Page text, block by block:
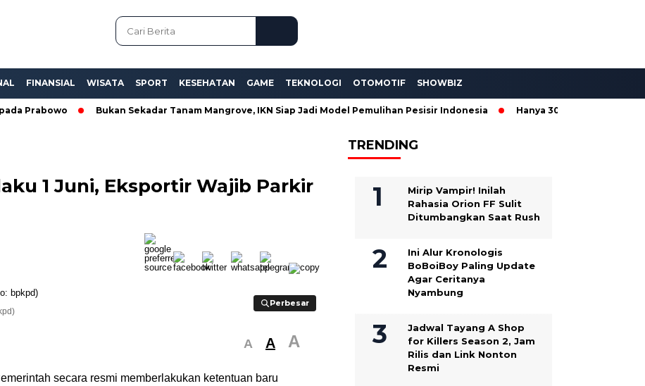
FINANSIAL WISATA SPORT KESEHATAN GAME TEKNOLOGI OTOMOTIF SHOWBIZ
Bukan Sekadar Tanam Mangrove, IKN Siap Jadi Model Pemulihan Pesisir Indonesia Hanya 300 Unit! Wuling Aira
1 Juni, Eksportir Wajib Parkir
Perbesar
Perbesar
A A A
secara resmi memberlakukan ketentuan baru
TRENDING
Mirip Vampir! Inilah
Rahasia Orion FF Sulit
Ditumbangkan Saat Rush
Ini Alur Kronologis
BoBoiBoy Paling Update
Agar Ceritanya
Nyambung
Jadwal Tayang A Shop
for Killers Season 2, Jam
Rilis dan Link Nonton
Resmi